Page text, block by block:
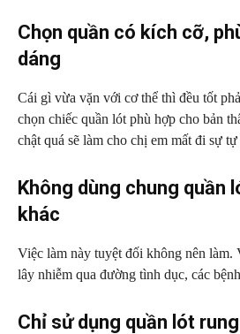
Chọn quần có kích cỡ,
dáng
Cái gì vừa vặn với cơ thể thì đều tốt
chọn chiếc quần lót phù hợp cho bản
chật quá sẽ làm cho chị em mất đi sự
Không dùng chung quần
khác
Việc làm này tuyệt đối không nên làm.
lây nhiễm qua đường tình dục, các
Chỉ sử dụng quần lót